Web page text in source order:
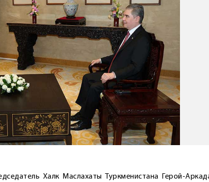
Халк Маслахаты Туркменистана Герой-